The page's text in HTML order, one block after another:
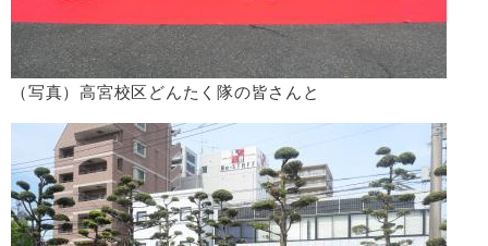
（写真）高宮校区どんたく隊の皆さんと